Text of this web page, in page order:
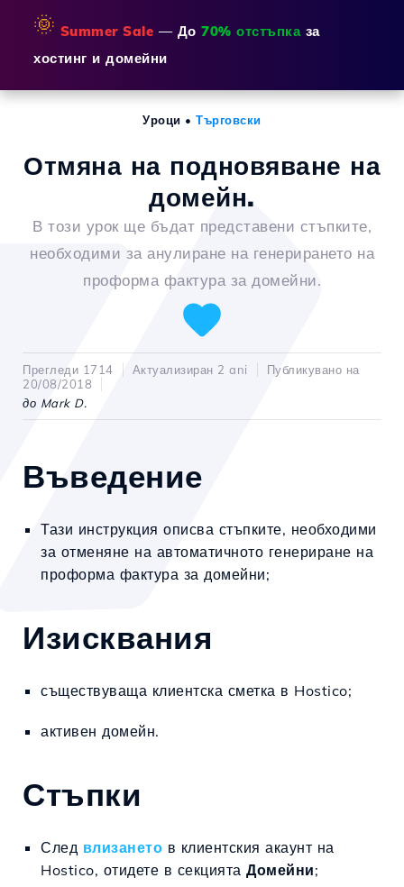
🌞 Summer Sale — До 70% отстъпказа
хостинг и домейни
Уроци •Търговски
Отмяна на подновяване на
домейн.
В този урок ще бъдат представени стъпките,
необходими за анулиране на генерирането на
проформа фактура за домейни.
Прегледи 1714 Актуализиран 2 ani
Публикувано на
20/08/2018
до Mark D.
Въведение
Тази инструкция описва стъпките, необходими
за отменяне на автоматичното генериране на
проформа фактура за домейни;
Изисквания
съществуваща клиентска сметка в Hostico;
активен домейн.
Стъпки
След влизането в клиентския акаунт на
Hostico, отидете в секцията Домейни;